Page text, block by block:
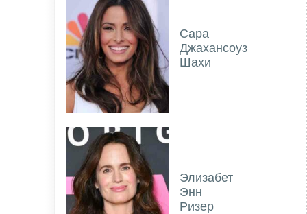
Сара
Джахансоуз
Шахи
Элизабет
Энн
Ризер